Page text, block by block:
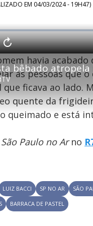
EM 04/03/2024 - 19H47)
A
v
a
n
ç
a
r
1
0
e
g
n
havia
as pessoas que
ficava ao lado.
quente da
queimado e está
São Paulo no Arno
LUIZ BACCI SP NO AR SÃO
BARRACA DE PASTEL